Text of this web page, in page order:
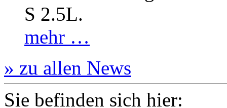
S 2.5L.
mehr …
» zu allen News
Sie befinden sich hier: